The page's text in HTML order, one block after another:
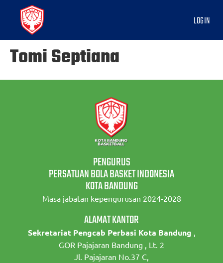
LOGIN
Tomi Septiana
PENGURUS
PERSATUAN BOLA BASKET INDONESIA
KOTA BANDUNG
Masa jabatan kepengurusan 2024-2028
ALAMAT KANTOR
Sekretariat Pengcab Perbasi Kota Bandung ,
GOR Pajajaran Bandung , Lt. 2
Jl. Pajajaran No.37 C,